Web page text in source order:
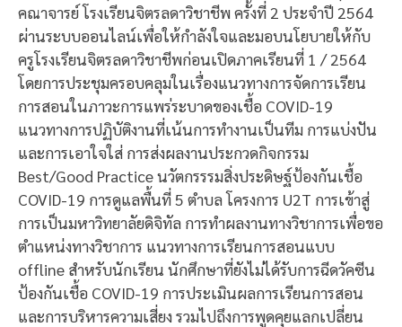
คณาจารย์ โรงเรียนจิตรลดาวิชาชีพ ครั้งที่ 2 ประจำปี 2564
ผ่านระบบออนไลน์เพื่อให้กำลังใจและมอบนโยบายให้กับ
ครูโรงเรียนจิตรลดาวิชาชีพก่อนเปิดภาคเรียนที่ 1 / 2564
โดยการประชุมครอบคลุมในเรื่องแนวทางการจัดการเรียน
การสอนในภาวะการแพร่ระบาดของเชื้อ COVID-19
แนวทางการปฏิบัติงานที่เน้นการทำงานเป็นทีม การแบ่งปัน
และการเอาใจใส่ การส่งผลงานประกวดกิจกรรม
Best/Good Practice นวัตกรรรมสิ่งประดิษฐ์ป้องกันเชื้อ
COVID-19 การดูแลพื้นที่ 5 ตำบล โครงการ U2T การเข้าสู่
การเป็นมหาวิทยาลัยดิจิทัล การทำผลงานทางวิชาการเพื่อขอ
ตำแหน่งทางวิชาการ แนวทางการเรียนการสอนแบบ
offline สำหรับนักเรียน นักศึกษาที่ยังไม่ได้รับการฉีดวัคซีน
ป้องกันเชื้อ COVID-19 การประเมินผลการเรียนการสอน
และการบริหารความเสี่ยง รวมไปถึงการพูดคุยแลกเปลี่ยน